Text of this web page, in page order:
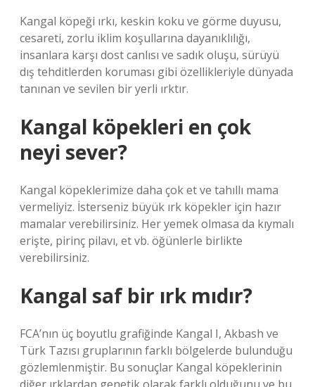
Kangal köpeği ırkı, keskin koku ve görme duyusu,
cesareti, zorlu iklim koşullarına dayanıklılığı,
insanlara karşı dost canlısı ve sadık oluşu, sürüyü
dış tehditlerden koruması gibi özellikleriyle dünyada
tanınan ve sevilen bir yerli ırktır.
Kangal köpekleri en çok
neyi sever?
Kangal köpeklerimize daha çok et ve tahıllı mama
vermeliyiz. İsterseniz büyük ırk köpekler için hazır
mamalar verebilirsiniz. Her yemek olmasa da kıymalı
erişte, pirinç pilavı, et vb. öğünlerle birlikte
verebilirsiniz.
Kangal saf bir ırk mıdır?
FCA’nın üç boyutlu grafiğinde Kangal I, Akbash ve
Türk Tazısı gruplarının farklı bölgelerde bulunduğu
gözlemlenmiştir. Bu sonuçlar Kangal köpeklerinin